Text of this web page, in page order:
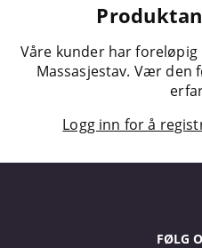
Våre kunder har foreløpig
Massasjestav. Vær den
Logg inn for å
FØLG